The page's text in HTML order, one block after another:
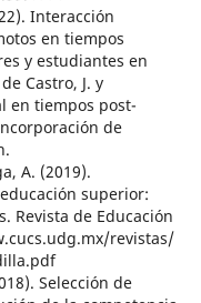
Interacción
en tiempos
y estudiantes en
Castro, J. y
en tiempos post-
de
A. (2019).
superior:
Revista de Educación
revistas/
Selección de